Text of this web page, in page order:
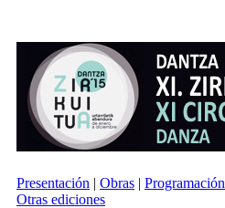
Presentación | Obras | Programación
Otras ediciones